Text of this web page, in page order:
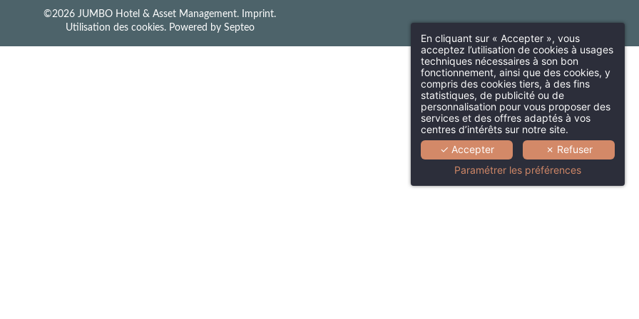
©2026 JUMBO Hotel & Asset Management. Imprint.
Utilisation des cookies. Powered by Septeo
En cliquant sur « Accepter », vous
acceptez l’utilisation de cookies à usages
techniques nécessaires à son bon
fonctionnement, ainsi que des cookies, y
compris des cookies tiers, à des fins
statistiques, de publicité ou de
personnalisation pour vous proposer des
services et des offres adaptés à vos
centres d’intérêts sur notre site.
✓ Accepter
✗ Refuser
Paramétrer les préférences